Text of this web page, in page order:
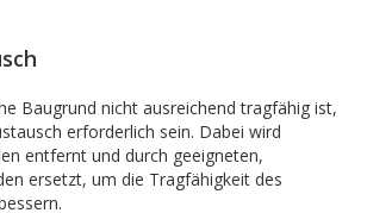
Baugrund nicht ausreichend tragfähig ist,
erforderlich sein. Dabei wird
entfernt und durch geeigneten,
ersetzt, um die Tragfähigkeit des